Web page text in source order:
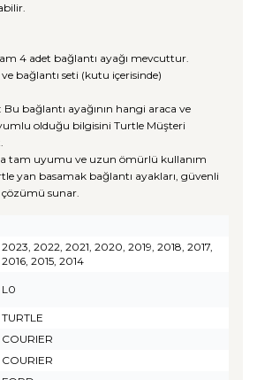
4 adet bağlantı ayağı mevcuttur.
bağlantı seti (kutu içerisinde)
bağlantı ayağının hangi araca ve
olduğu bilgisini Turtle Müşteri
tam uyumu ve uzun ömürlü kullanım
yan basamak bağlantı ayakları, güvenli
sunar.
2023, 2022, 2021, 2020, 2019, 2018, 2017,
2016, 2015, 2014
L0
TURTLE
COURIER
COURIER